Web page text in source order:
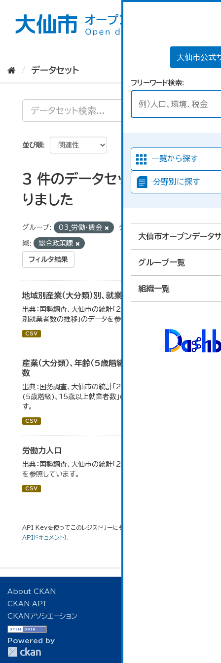
大仙市公式
フリーワード検索
一覧から探す
分野別に探す
大仙市オープンデータ
グループ一覧
組織一覧
データセット
並び順
3 件のデータセットが見つか
りました
グループ: 03_労働・賃金 タグ:
織: 総合政策課
フィルタ結果
地域別産業（大分類）別、就業者数
出典：国勢調査、大仙市の統計「2-8 地域別産業（大分類）
別就業者数の推移」のデータを参照しています。
CSV
産業（大分類）、年齢（5歳階級）、15歳以上就業者
数
出典：国勢調査、大仙市の統計「2-7 産業(大分類)、年齢
(5歳階級)、15歳以上就業者数」のデータを参照していま
す。
CSV
労働力人口
出典：国勢調査、大仙市の統計「2-6 労働力人口」のデータ
を参照しています。
CSV
API Keyを使ってこのレジストリーにもアクセス可能です
APIドキュメント).
About CKAN
CKAN API
CKANアソシエーション
Powered by